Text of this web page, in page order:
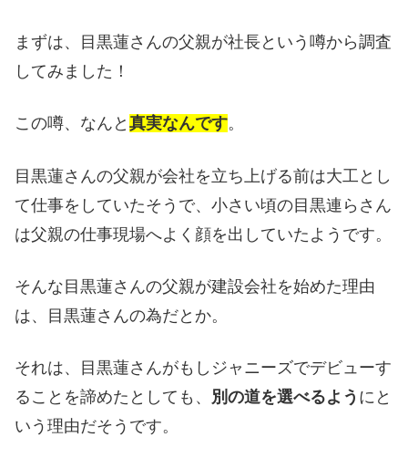
まずは、目黒蓮さんの父親が社長という噂から調査
してみました！
この噂、なんと 真実なんです。
目黒蓮さんの父親が会社を立ち上げる前は大工とし
て仕事をしていたそうで、小さい頃の目黒連らさん
は父親の仕事現場へよく顔を出していたようです。
そんな目黒蓮さんの父親が建設会社を始めた理由
は、目黒蓮さんの為だとか。
それは、目黒蓮さんがもしジャニーズでデビューす
ることを諦めたとしても、 別の道を選べるよう にと
いう理由だそうです。